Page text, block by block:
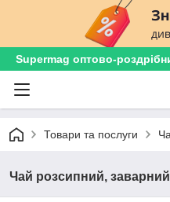
Supermag оптово-
Товари та послуги
Чай розсипний, заварний